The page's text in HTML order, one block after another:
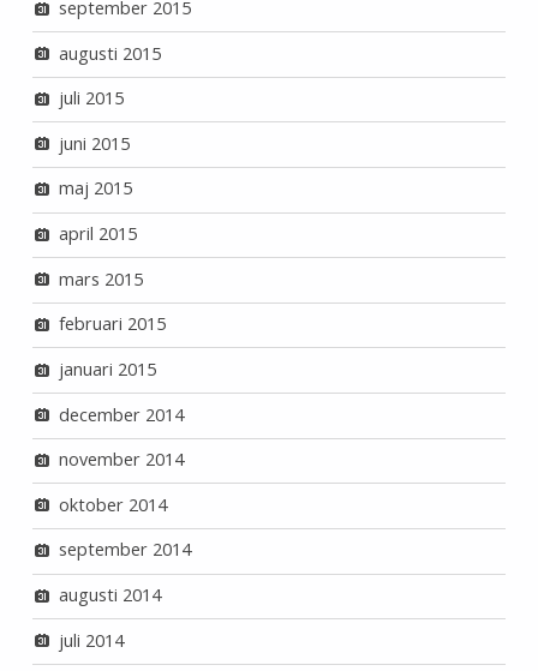
september 2015
augusti 2015
juli 2015
juni 2015
maj 2015
april 2015
mars 2015
februari 2015
januari 2015
december 2014
november 2014
oktober 2014
september 2014
augusti 2014
juli 2014